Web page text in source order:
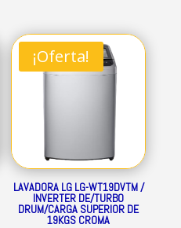
¡Oferta!
LAVADORA LG LG-WT19DVTM /
INVERTER DE/TURBO
DRUM/CARGA SUPERIOR DE
19KGS CROMA